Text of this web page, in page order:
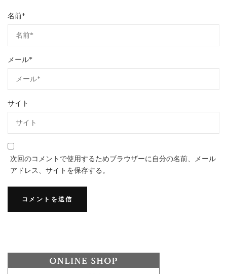
名前*
メール*
サイト
次回のコメントで使用するためブラウザーに自分の名前、メール
アドレス、サイトを保存する。